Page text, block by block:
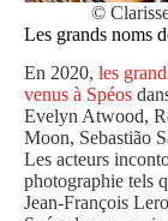
©
Les grands noms
En 2020, les
venus à Spéos
Evelyn Atwood,
Moon, Sebastião
Les acteurs
photographie tels
Jean-François